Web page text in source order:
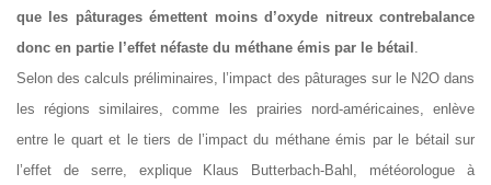
que les pâturages émettent moins d’oxyde nitreux contrebalance
donc en partie l’effet néfaste du méthane émis par le bétail .
Selon des calculs préliminaires, l’impact des pâturages sur le N2O dans
les régions similaires, comme les prairies nord-américaines, enlève
entre le quart et le tiers de l’impact du méthane émis par le bétail sur
l’effet de serre, explique Klaus Butterbach-Bahl, météorologue à